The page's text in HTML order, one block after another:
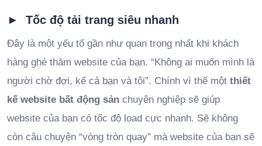
► Tốc độ tải trang siêu nhanh
Đây là một yếu tố gần như quan trọng nhất khi khách
hàng ghé thăm website của bạn. “Không ai muốn mình là
người chờ đợi, kể cả bạn và tôi”. Chính vì thế một thiết
kế website bất động sản chuyên nghiệp sẽ giúp
website của bạn có tốc độ load cực nhanh. Sẽ không
còn câu chuyện “vòng tròn quay” mà website của bạn sẽ